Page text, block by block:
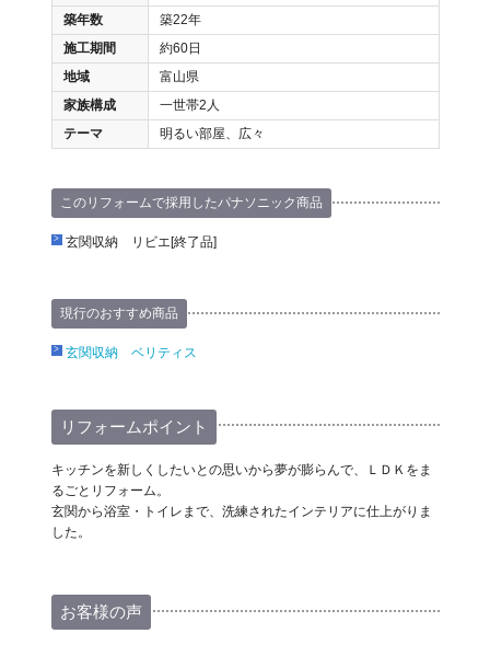
築年数
築22年
施工期間
約60日
地域
富山県
家族構成
一世帯2人
テーマ
明るい部屋、広々
このリフォームで採用したパナソニック商品
玄関収納 リビエ[終了品]
現行のおすすめ商品
玄関収納 ベリティス
リフォームポイント
キッチンを新しくしたいとの思いから夢が膨らんで、ＬＤＫをま
るごとリフォーム。
玄関から浴室・トイレまで、洗練されたインテリアに仕上がりま
した。
お客様の声